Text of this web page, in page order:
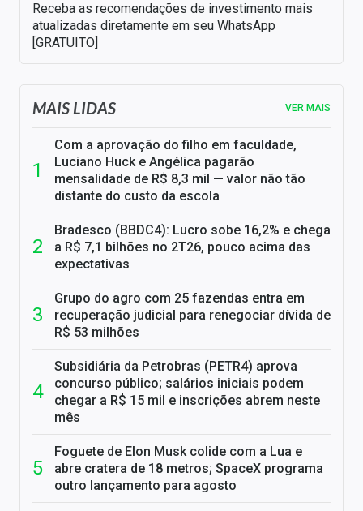
Receba as recomendações de investimento mais
atualizadas diretamente em seu WhatsApp
[GRATUITO]
MAIS LIDAS VER MAIS
Com a aprovação do filho em faculdade,
Luciano Huck e Angélica pagarão
mensalidade de R$ 8,3 mil — valor não tão
distante do custo da escola
Bradesco (BBDC4): Lucro sobe 16,2% e chega
a R$ 7,1 bilhões no 2T26, pouco acima das
expectativas
Grupo do agro com 25 fazendas entra em
recuperação judicial para renegociar dívida de
R$ 53 milhões
Subsidiária da Petrobras (PETR4) aprova
concurso público; salários iniciais podem
chegar a R$ 15 mil e inscrições abrem neste
mês
Foguete de Elon Musk colide com a Lua e
abre cratera de 18 metros; SpaceX programa
outro lançamento para agosto